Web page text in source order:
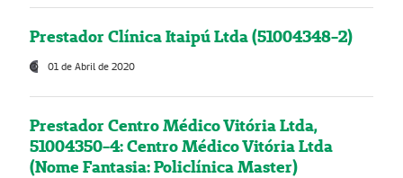
Prestador Clínica Itaipú Ltda (51004348-2)
01 de Abril de 2020
Prestador Centro Médico Vitória Ltda,
51004350-4: Centro Médico Vitória Ltda
(Nome Fantasia: Policlínica Master)